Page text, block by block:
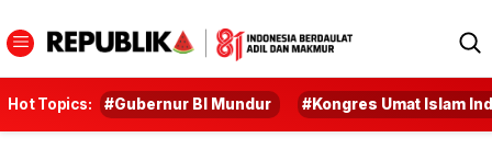
Hot Topics: #Gubernur BI Mundur #Kongres Umat Islam